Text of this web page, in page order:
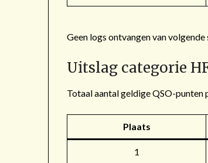
Geen logs ontvangen van
Uitslag categorie
Totaal aantal geldige QSO-punten
Plaats
1